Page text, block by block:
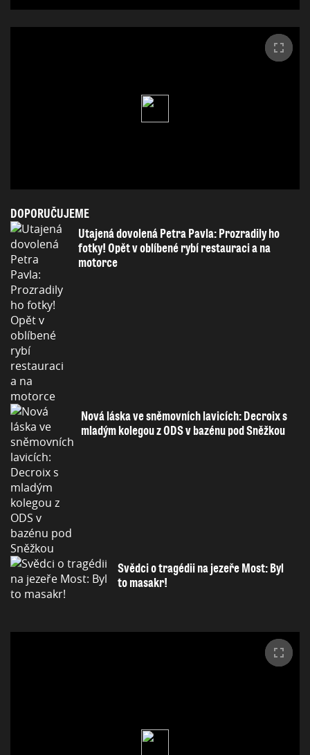
DOPORUČUJEME
Utajená dovolená Petra Pavla: Prozradily ho
fotky! Opět v oblíbené rybí restauraci a na
motorce
Nová láska ve sněmovních lavicích: Decroix s
mladým kolegou z ODS v bazénu pod Sněžkou
Svědci o tragédii na jezeře Most: Byl
to masakr!